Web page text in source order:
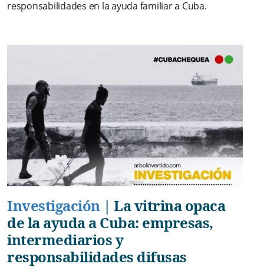
responsabilidades en la ayuda familiar a Cuba.
Investigación| La vitrina opaca
de la ayuda a Cuba: empresas,
intermediarios y
responsabilidades difusas